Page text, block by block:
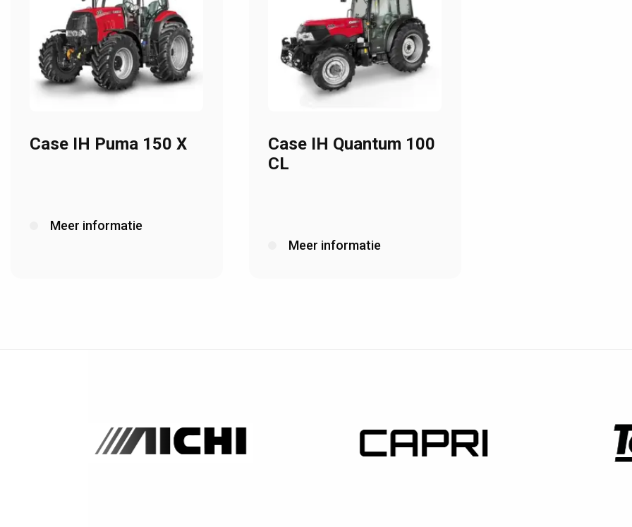
Case IH Puma 150 X
Meer informatie
Case IH Quantum 100
CL
Meer informatie